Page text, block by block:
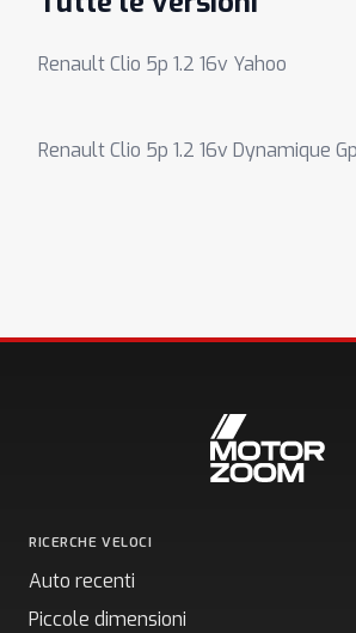
Renault Clio 5p 1.2 16v Yahoo
Renault Clio 5p 1.2 16v Dynamique
RICERCHE VELOCI
Auto recenti
Piccole dimensioni